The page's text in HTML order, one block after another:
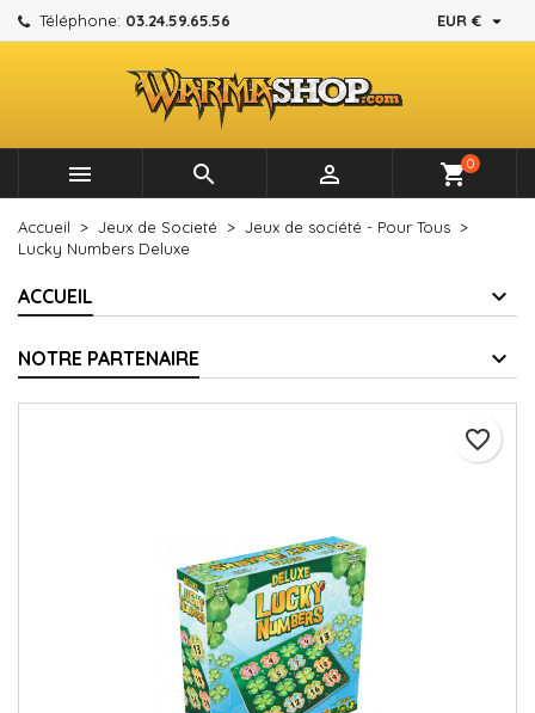
Téléphone: 03.24.59.65.56 EUR € 
   shopping_cart0
Accueil Jeux de Societé
Jeux de société - Pour Tous
Lucky Numbers Deluxe
ACCUEIL
NOTRE PARTENAIRE
favorite_border
Mes listes d'envies ×
Créer une nouvelle liste
Créer une liste d'envies ×
Nom de la liste d'envies
Annuler Créer une liste d'envies
Connexion ×
Vous devez être connecté pour ajouter des produits à
votre liste d'envies.